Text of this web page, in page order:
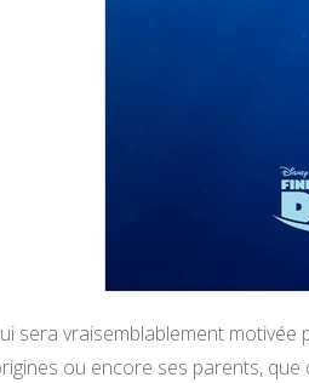
sera vraisemblablement
ou encore ses parents,